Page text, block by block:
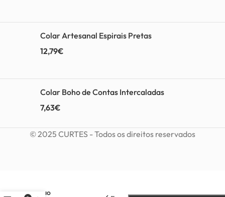
Colar Artesanal Espirais Pretas
12,79€
Colar Boho de Contas Intercaladas
7,63€
© 2025 CURTES - Todos os direitos reservados
Duplo